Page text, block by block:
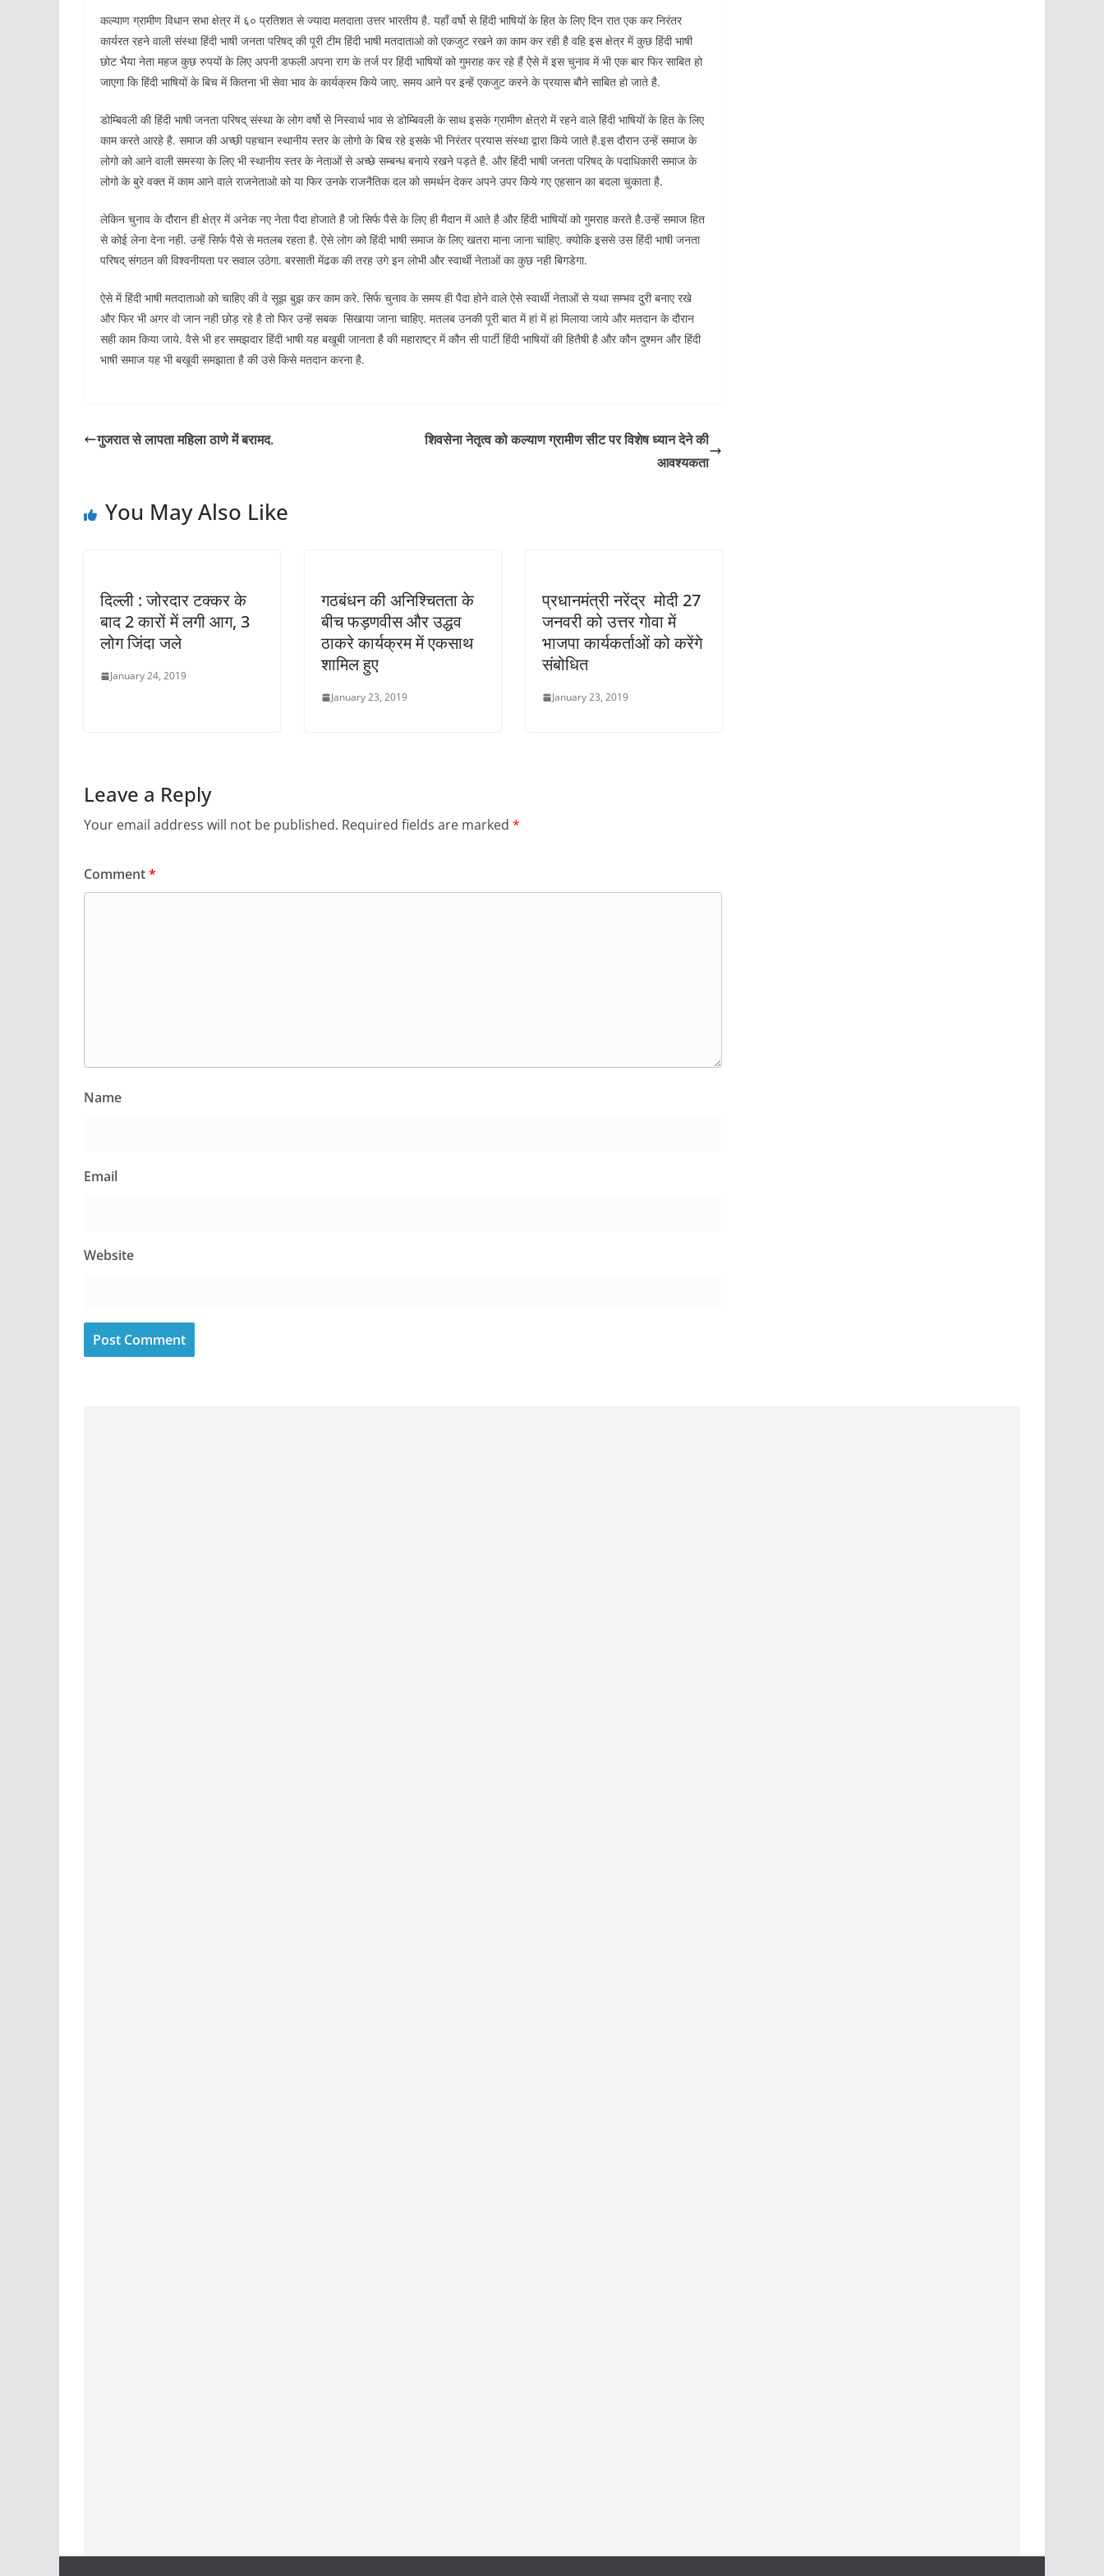
कल्याण ग्रामीण विधान सभा क्षेत्र में ६० प्रतिशत से ज्यादा मतदाता उत्तर भारतीय है. यहाँ वर्षो से हिंदी भाषियों के हित के लिए दिन रात एक कर निरंतर
कार्यरत रहने वाली संस्था हिंदी भाषी जनता परिषद् की पूरी टीम हिंदी भाषी मतदाताओ को एकजुट रखने का काम कर रही है वहि इस क्षेत्र में कुछ हिंदी भाषी
छोट भैया नेता महज कुछ रुपयों के लिए अपनी डफली अपना राग के तर्ज पर हिंदी भाषियों को गुमराह कर रहे हैं ऐसे में इस चुनाव में भी एक बार फिर साबित हो
जाएगा कि हिंदी भाषियों के बिच में कितना भी सेवा भाव के कार्यक्रम किये जाए. समय आने पर इन्हें एकजुट करने के प्रयास बौने साबित हो जाते है.
डोम्बिवली की हिंदी भाषी जनता परिषद् संस्था के लोग वर्षो से निस्वार्थ भाव से डोम्बिवली के साथ इसके ग्रामीण क्षेत्रो में रहने वाले हिंदी भाषियों के हित के लिए
काम करते आरहे है. समाज की अच्छी पहचान स्थानीय स्तर के लोगो के बिच रहे इसके भी निरंतर प्रयास संस्था द्वारा किये जाते है.इस दौरान उन्हें समाज के
लोगो को आने वाली समस्या के लिए भी स्थानीय स्तर के नेताओं से अच्छे सम्बन्ध बनाये रखने पड़ते है. और हिंदी भाषी जनता परिषद् के पदाधिकारी समाज के
लोगो के बुरे वक्त में काम आने वाले राजनेताओ को या फिर उनके राजनैतिक दल को समर्थन देकर अपने उपर किये गए एहसान का बदला चुकाता है.
लेकिन चुनाव के दौरान ही क्षेत्र में अनेक नए नेता पैदा होजाते है जो सिर्फ पैसे के लिए ही मैदान में आते है और हिंदी भाषियों को गुमराह करते है.उन्हें समाज हित
से कोई लेना देना नही. उन्हें सिर्फ पैसे से मतलब रहता है. ऐसे लोग को हिंदी भाषी समाज के लिए खतरा माना जाना चाहिए. क्योकि इससे उस हिंदी भाषी जनता
परिषद् संगठन की विश्वनीयता पर सवाल उठेगा. बरसाती मेंढक की तरह उगे इन लोभी और स्वार्थी नेताओं का कुछ नही बिगडेगा.
ऐसे में हिंदी भाषी मतदाताओ को चाहिए की वे सूझ बुझ कर काम करे. सिर्फ चुनाव के समय ही पैदा होने वाले ऐसे स्वार्थी नेताओं से यथा सम्भव दुरी बनाए रखे
और फिर भी अगर वो जान नही छोड़ रहे है तो फिर उन्हें सबक सिखाया जाना चाहिए. मतलब उनकी पूरी बात में हां में हां मिलाया जाये और मतदान के दौरान
सही काम किया जाये. वैसे भी हर समझदार हिंदी भाषी यह बखूबी जानता है की महाराष्ट्र में कौन सी पार्टी हिंदी भाषियों की हितैषी है और कौन दुश्मन और हिंदी
भाषी समाज यह भी बखूवी समझाता है की उसे किसे मतदान करना है.
गुजरात से लापता महिला ठाणे में बरामद.
शिवसेना नेतृत्व को कल्याण ग्रामीण सीट पर विशेष ध्यान देने की
आवश्यकता
You May Also Like
दिल्‍ली : जोरदार टक्‍कर के
बाद 2 कारों में लगी आग, 3
लोग जिंदा जले
January 24, 2019
गठबंधन की अनिश्चितता के
बीच फड़णवीस और उद्धव
ठाकरे कार्यक्रम में एकसाथ
शामिल हुए
January 23, 2019
प्रधानमंत्री नरेंद्र मोदी 27
जनवरी को उत्तर गोवा में
भाजपा कार्यकर्ताओं को करेंगे
संबोधित
January 23, 2019
Leave a Reply
Your email address will not be published. Required fields are marked *
Comment*
Name
Email
Website